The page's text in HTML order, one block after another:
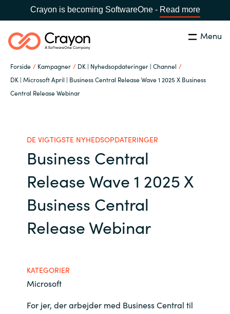
Crayon is becoming SoftwareOne - Read more
Menu
Forside Kampagner
DK | Nyhedsopdateringer | Channel
DK | Microsoft April | Business Central Release Wave 1 2025 X Business
Central Release Webinar
Global site
Africa
Søg Luk
Om os
Softwarepartnere
Channel Partner
Viden
Kontakt os
DE VIGTIGSTE NYHEDSOPDATERINGER
Business Central
Release Wave 1 2025 X
Business Central
Release Webinar
KATEGORIER
Microsoft
For jer, der arbejder med Business Central til